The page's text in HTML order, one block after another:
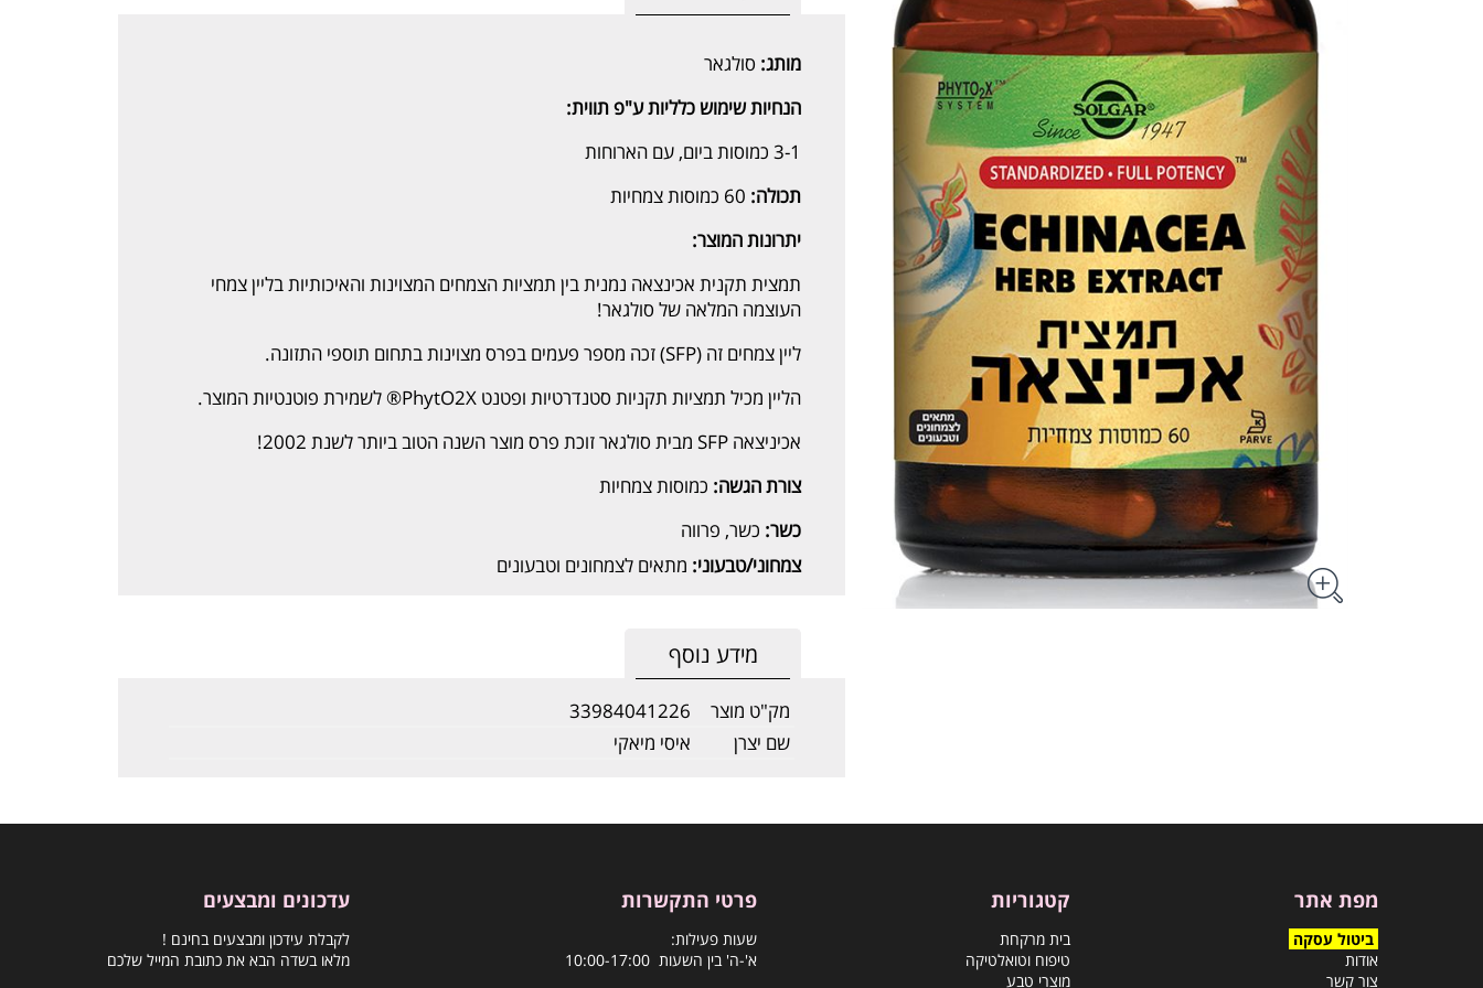
מותג: סולגאר
הנחיות שימוש כלליות ע"פ תווית:
3-1 כמוסות ביום, עם הארוחות
תכולה:
יתרונות המוצר:
תמצית תקנית אכינצאה נמנית בין תמציות הצמחים המצוינות והאיכותיות בליין צמחי
העוצמה המלאה של סולגאר!
ליין צמחים זה (SFP) זכה מספר פעמים בפרס מצוינות בתחום תוספי התזונה.
הליין מכיל תמציות תקניות סטנדרטיות ופטנט PhytO2X® לשמירת פוטנטיות המוצר.
אכיניצאה SFP מבית סולגאר זוכת פרס מוצר השנה הטוב ביותר לשנת 2002!
צורת הגשה: כמוסות צמחיות
כשר: כשר, פרווה
צמחוני/טבעוני: מתאים לצמחונים וטבעונים
מידע נוסף
מק"ט מוצר
33984041226
שם יצרן
איסי מיאקי
מפת אתר
ביטול עסקה
אודות
צור קשר
קטגוריות
בית מרקחת
טיפוח וטואלטיקה
מוצרי טבע
פרטי התקשרות
שעות פעילות:
א'-ה' בין השעות 10:00-17:00
עדכונים ומבצעים
לקבלת עידכון ומבצעים בחינם !
מלאו בשדה הבא את כתובת המייל שלכם